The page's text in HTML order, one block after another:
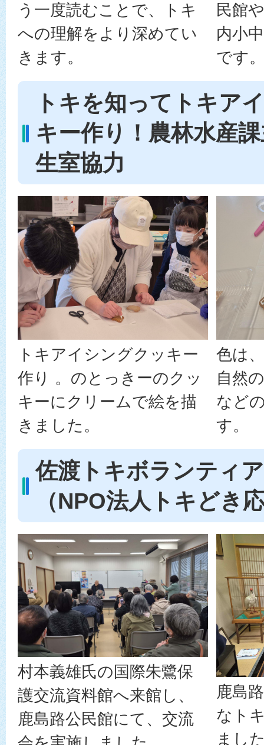
う一度読むことで、トキ
への理解をより深めてい
きます。
民館
内小
です
トキを知ってトキア
キー作り！農林水産
生室協力
トキアイシングクッキー
作り 。のとっきーのクッ
キーにクリームで絵を描
きました。
色は
自然
など
す。
佐渡トキボランティ
（NPO法人トキどき
村本義雄氏の国際朱鷺保
護交流資料館へ来館し、
鹿島路公民館にて、交流
鹿島
なト
まし